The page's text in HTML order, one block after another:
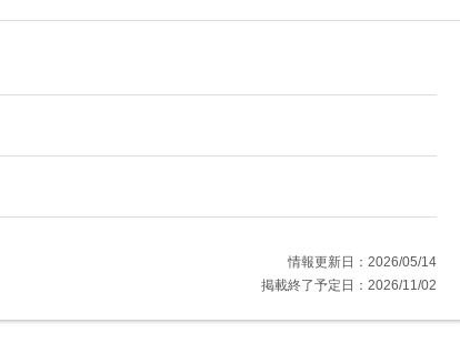
情報更新日：2026/05/14
掲載終了予定日：2026/11/02